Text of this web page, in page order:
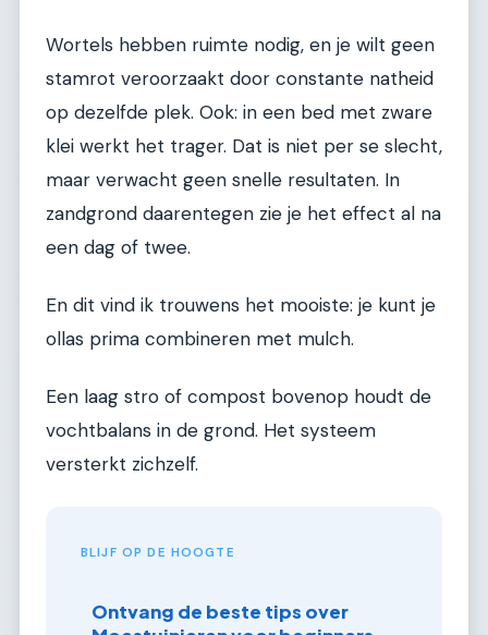
Wortels hebben ruimte nodig, en je wilt geen
stamrot veroorzaakt door constante natheid
op dezelfde plek. Ook: in een bed met zware
klei werkt het trager. Dat is niet per se slecht,
maar verwacht geen snelle resultaten. In
zandgrond daarentegen zie je het effect al na
een dag of twee.
En dit vind ik trouwens het mooiste: je kunt je
ollas prima combineren met mulch.
Een laag stro of compost bovenop houdt de
vochtbalans in de grond. Het systeem
versterkt zichzelf.
BLIJF OP DE HOOGTE
Ontvang de beste tips over